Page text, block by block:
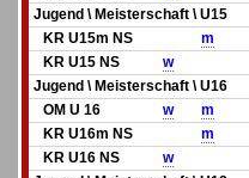
Jugend \ Meisterschaft \ U15
KR U15m NS
m
KR U15 NS
w
Jugend \ Meisterschaft \ U16
OM U 16
w
m
KR U16m NS
m
KR U16 NS
w